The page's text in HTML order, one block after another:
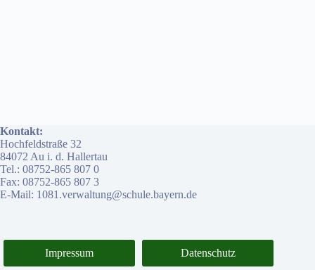
Kontakt:
Hochfeldstraße 32
84072 Au i. d. Hallertau
Tel.: 08752-865 807 0
Fax: 08752-865 807 3
E-Mail: 1081.verwaltung@schule.bayern.de
Impressum Datenschutz